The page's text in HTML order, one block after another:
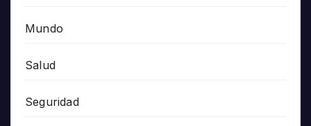
Mundo
Salud
Seguridad